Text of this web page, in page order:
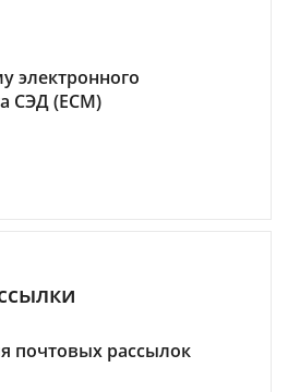
электронного
СЭД (ECM)
почтовых рассылок